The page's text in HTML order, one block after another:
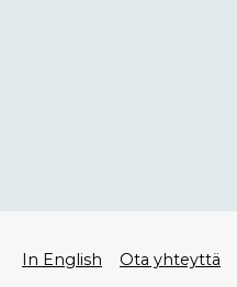
Alatunniste
valikko
In English Ota yhteyttä